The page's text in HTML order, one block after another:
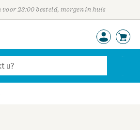
voor 23:00 besteld, morgen in huis